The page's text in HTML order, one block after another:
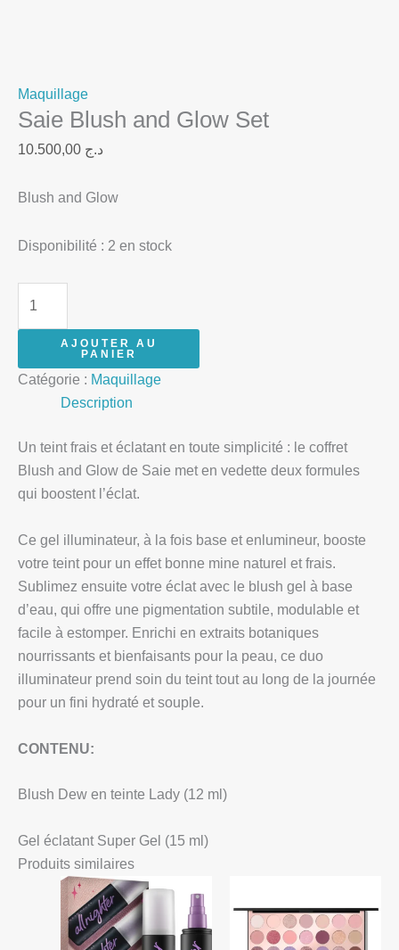
Maquillage
Saie Blush and Glow Set
د.ج
Blush and Glow
Disponibilité : 2 en stock
AJOUTER AU
PANIER
Catégorie : Maquillage
Description
Un teint frais et éclatant en toute simplicité : le coffret
Blush and Glow de Saie met en vedette deux formules
qui boostent l’éclat.
Ce gel illuminateur, à la fois base et enlumineur, booste
votre teint pour un effet bonne mine naturel et frais.
Sublimez ensuite votre éclat avec le blush gel à base
d’eau, qui offre une pigmentation subtile, modulable et
facile à estomper. Enrichi en extraits botaniques
nourrissants et bienfaisants pour la peau, ce duo
illuminateur prend soin du teint tout au long de la journée
pour un fini hydraté et souple.
CONTENU:
Blush Dew en teinte Lady (12 ml)
Gel éclatant Super Gel (15 ml)
Produits similaires